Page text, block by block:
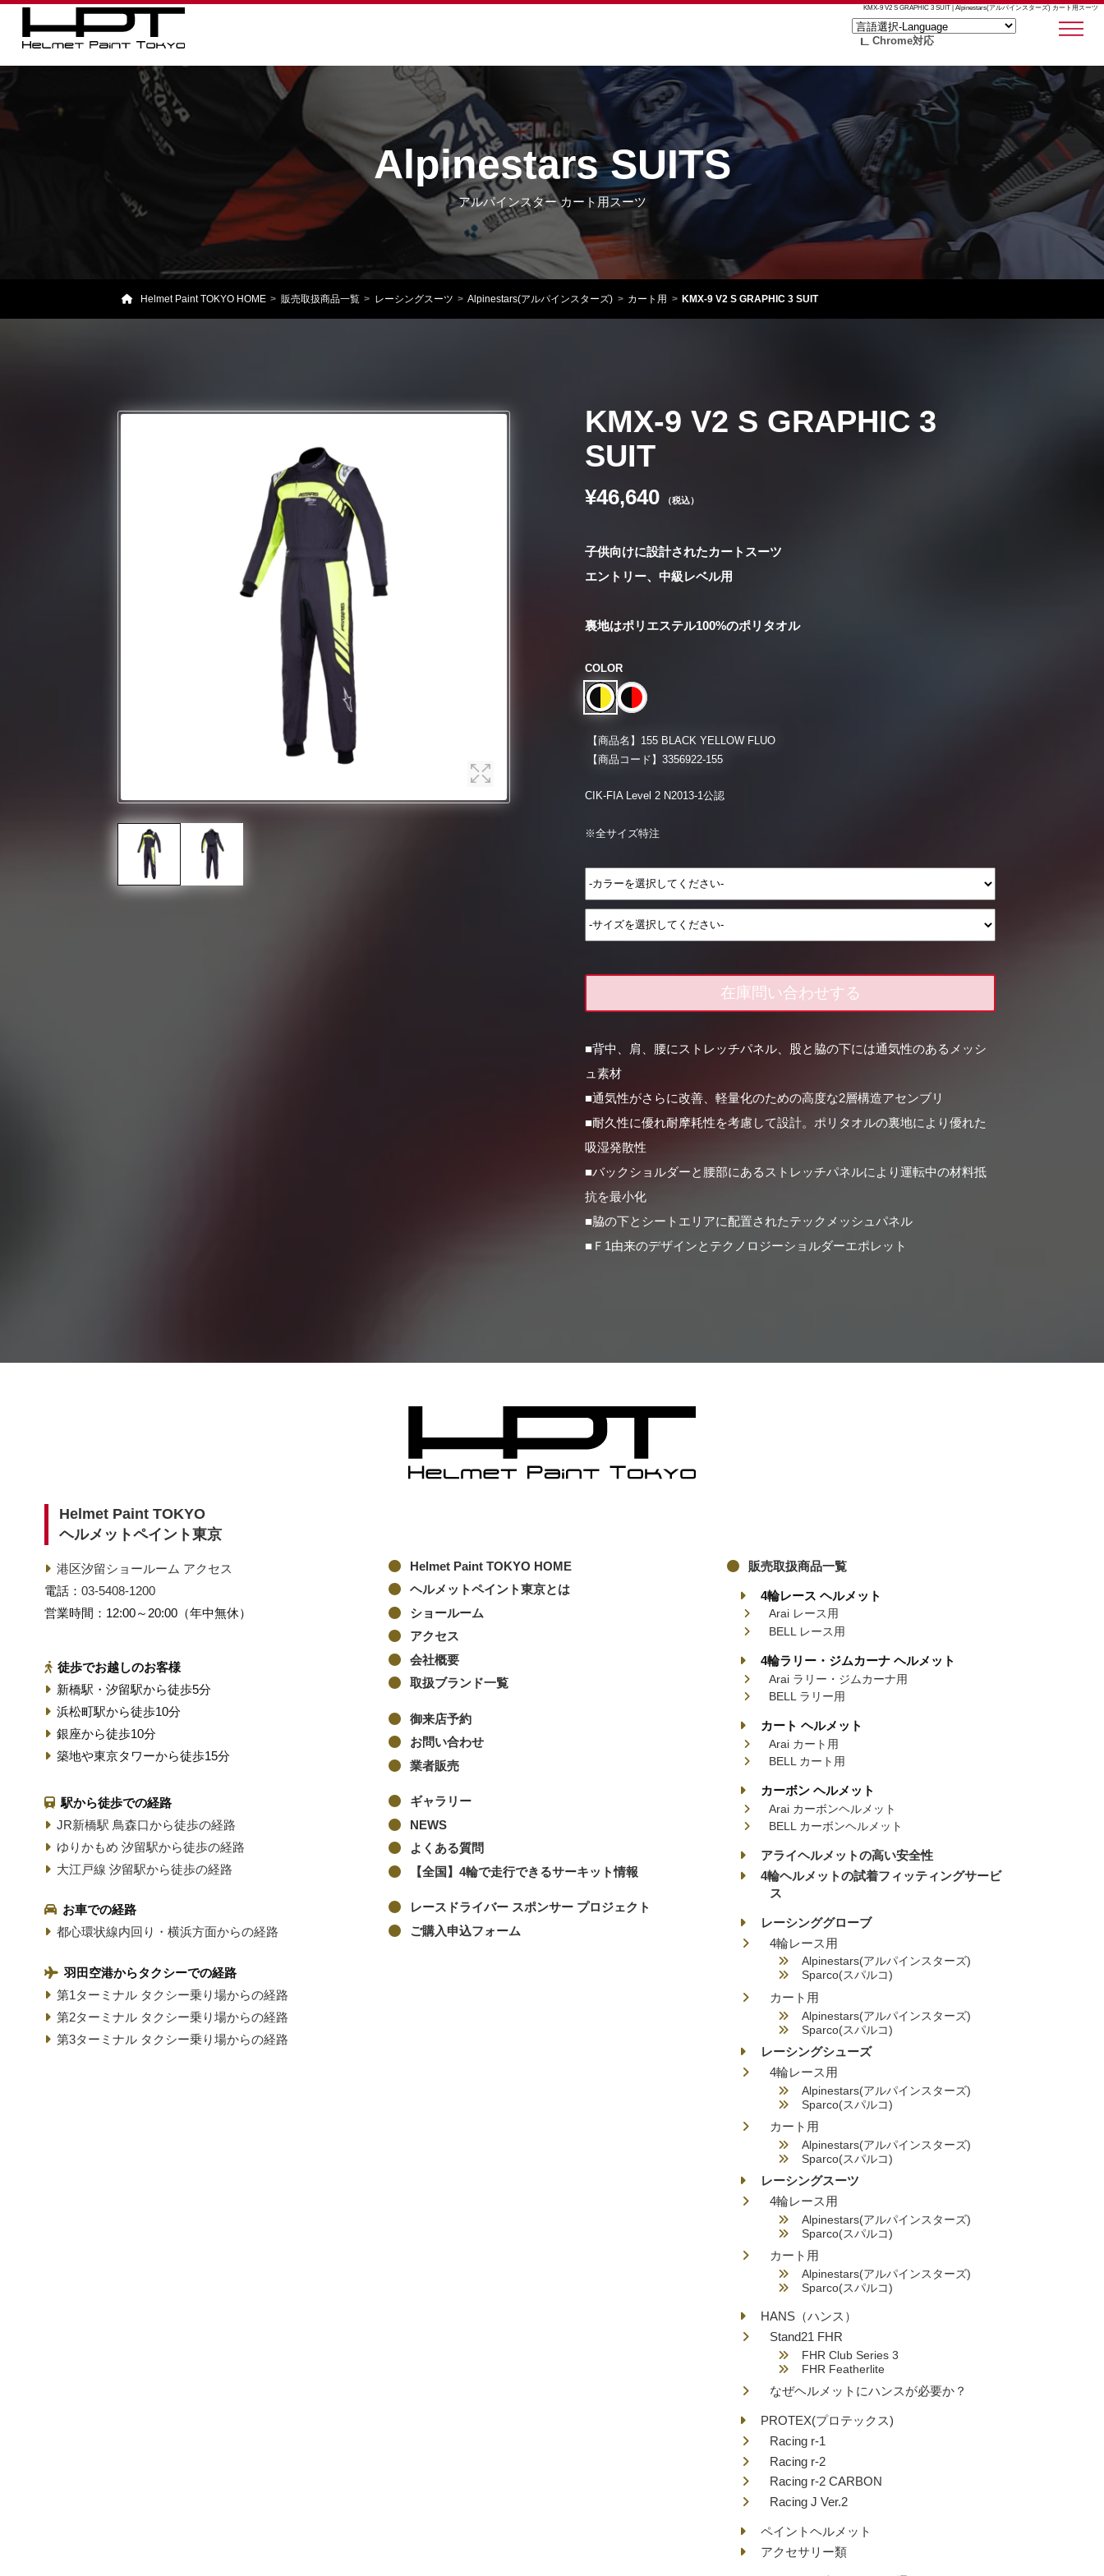
KMX-9 V2 S GRAPHIC 3 SUIT | Alpinestars(アルパインスターズ) カート用スーツ
Chrome対応
Alpinestars SUITS
アルパインスター カート用スーツ
Helmet Paint TOKYO HOME 販売取扱商品一覧 レーシングスーツ Alpinestars(アルパインスターズ) カート用 KMX-9 V2 S GRAPHIC 3 SUIT
KMX-9 V2 S GRAPHIC 3
SUIT
¥46,640 （税込）
子供向けに設計されたカートスーツ
エントリー、中級レベル用
裏地はポリエステル100%のポリタオル
COLOR
【商品名】 155 BLACK YELLOW FLUO
【商品コード】3356922-155
CIK-FIA Level 2 N2013-1公認
※全サイズ特注
在庫問い合わせする
■背中、肩、腰にストレッチパネル、股と脇の下には通気性のあるメッシ
ュ素材
■通気性がさらに改善、軽量化のための高度な2層構造アセンブリ
■耐久性に優れ耐摩耗性を考慮して設計。ポリタオルの裏地により優れた
吸湿発散性
■バックショルダーと腰部にあるストレッチパネルにより運転中の材料抵
抗を最小化
■脇の下とシートエリアに配置されたテックメッシュパネル
■Ｆ1由来のデザインとテクノロジーショルダーエポレット
Helmet Paint TOKYO
ヘルメットペイント東京
港区汐留ショールーム アクセス
電話： 03-5408-1200
営業時間：12:00～20:00（年中無休）
徒歩でお越しのお客様
新橋駅・汐留駅から徒歩5分
浜松町駅から徒歩10分
銀座から徒歩10分
築地や東京タワーから徒歩15分
駅から徒歩での経路
JR新橋駅 鳥森口から徒歩の経路
ゆりかもめ 汐留駅から徒歩の経路
大江戸線 汐留駅から徒歩の経路
お車での経路
都心環状線内回り・横浜方面からの経路
羽田空港からタクシーでの経路
第1ターミナル タクシー乗り場からの経路
第2ターミナル タクシー乗り場からの経路
第3ターミナル タクシー乗り場からの経路
Helmet Paint TOKYO HOME
ヘルメットペイント東京とは
ショールーム
アクセス
会社概要
取扱ブランド一覧
御来店予約
お問い合わせ
業者販売
ギャラリー
NEWS
よくある質問
【全国】4輪で走行できるサーキット情報
レースドライバー スポンサー プロジェクト
ご購入申込フォーム
販売取扱商品一覧
4輪レース ヘルメット
Arai レース用
BELL レース用
4輪ラリー・ジムカーナ ヘルメット
Arai ラリー・ジムカーナ用
BELL ラリー用
カート ヘルメット
Arai カート用
BELL カート用
カーボン ヘルメット
Arai カーボンヘルメット
BELL カーボンヘルメット
アライヘルメットの高い安全性
4輪ヘルメットの試着フィッティングサービ
ス
レーシンググローブ
4輪レース用
Alpinestars(アルパインスターズ)
Sparco(スパルコ)
カート用
Alpinestars(アルパインスターズ)
Sparco(スパルコ)
レーシングシューズ
4輪レース用
Alpinestars(アルパインスターズ)
Sparco(スパルコ)
カート用
Alpinestars(アルパインスターズ)
Sparco(スパルコ)
レーシングスーツ
4輪レース用
Alpinestars(アルパインスターズ)
Sparco(スパルコ)
カート用
Alpinestars(アルパインスターズ)
Sparco(スパルコ)
HANS（ハンス）
Stand21 FHR
FHR Club Series 3
FHR Featherlite
なぜヘルメットにハンスが必要か？
PROTEX(プロテックス)
Racing r-1
Racing r-2
Racing r-2 CARBON
Racing J Ver.2
ペイントヘルメット
アクセサリー類